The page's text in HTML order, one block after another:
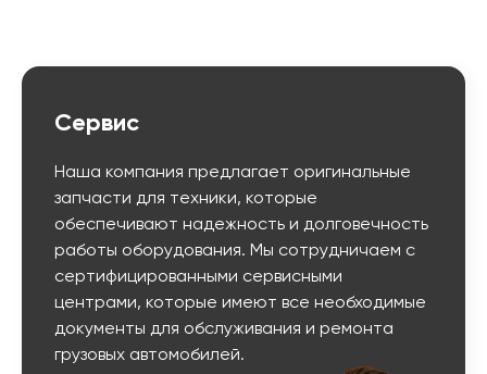
Сервис
Наша компания предлагает оригинальные
запчасти для техники, которые
обеспечивают надежность и долговечность
работы оборудования. Мы сотрудничаем с
сертифицированными сервисными
центрами, которые имеют все необходимые
документы для обслуживания и ремонта
грузовых автомобилей.